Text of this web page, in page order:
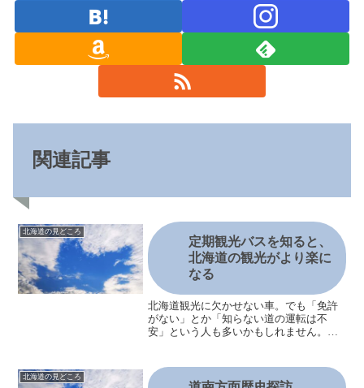
関連記事
北海道の見どころ
定期観光バスを知ると、
北海道の観光がより楽に
なる
北海道観光に欠かせない車。でも「免許
がない」とか「知らない道の運転は不
安」という人も多いかもしれません。ツ
で北海道の定期観光バスについて紹介し
たいと思います。道央拠点の...
北海道の見どころ